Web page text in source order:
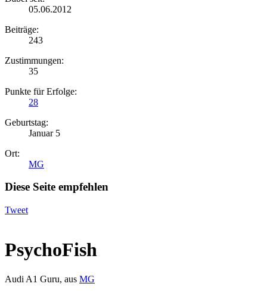
05.06.2012
Beiträge:
243
Zustimmungen:
35
Punkte für Erfolge:
28
Geburtstag:
Januar 5
Ort:
MG
Diese Seite empfehlen
Tweet
PsychoFish
Audi A1 Guru, aus MG